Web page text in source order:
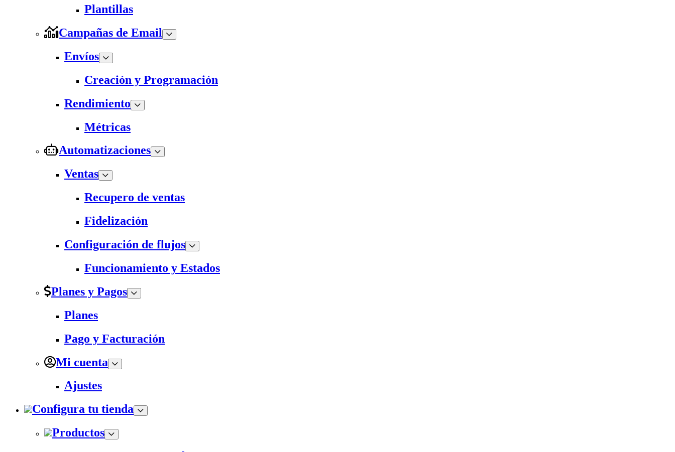
Plantillas
Campañas de Email
Envíos
Creación y Programación
Rendimiento
Métricas
Automatizaciones
Ventas
Recupero de ventas
Fidelización
Configuración de flujos
Funcionamiento y Estados
Planes y Pagos
Planes
Pago y Facturación
Mi cuenta
Ajustes
Configura tu tienda
Productos